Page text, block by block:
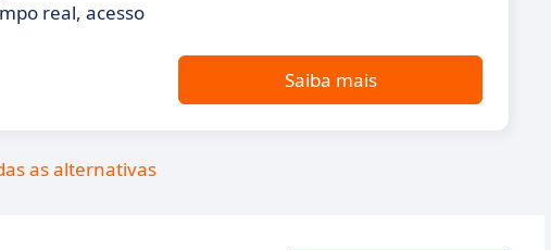
real, acesso
Saiba mais
as alternativas